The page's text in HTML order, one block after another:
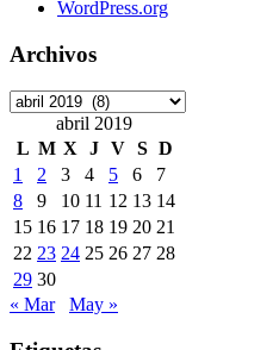
WordPress.org
Archivos
Archivos
abril 2019
L M X J V S D
1
2 3 4 5 6
7
8
9 10 11 12 13 14
15 16 17 18 19 20 21
22 23 24 25 26 27 28
29 30
« Mar
May »